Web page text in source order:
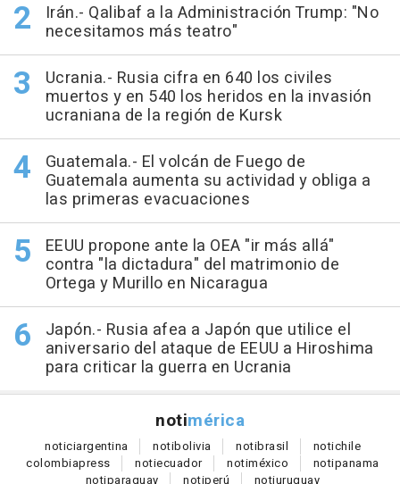
Irán.- Qalibaf a la Administración Trump: "No
necesitamos más teatro"
Ucrania.- Rusia cifra en 640 los civiles
muertos y en 540 los heridos en la invasión
ucraniana de la región de Kursk
Guatemala.- El volcán de Fuego de
Guatemala aumenta su actividad y obliga a
las primeras evacuaciones
EEUU propone ante la OEA "ir más allá"
contra "la dictadura" del matrimonio de
Ortega y Murillo en Nicaragua
Japón.- Rusia afea a Japón que utilice el
aniversario del ataque de EEUU a Hiroshima
para criticar la guerra en Ucrania
notimérica
noticiargentina notibolivia notibrasil notichile
colombiapress notiecuador notiméxico notipanama
notiparaguay notiperú notiuruguay